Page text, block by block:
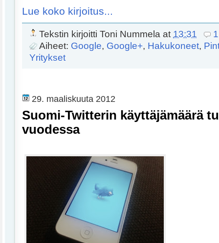
Lue koko kirjoitus...
Tekstin kirjoitti Toni Nummela at 13:31
Aiheet: Google, Google+, Hakukoneet,
Yritykset
29. maaliskuuta 2012
Suomi-Twitterin käyttäjämäärä
vuodessa